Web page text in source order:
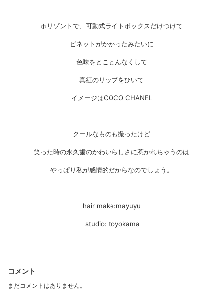
ホリゾントで、可動式ライトボックスだけつけて
ビネットがかかったみたいに
色味をとことんなくして
真紅のリップをひいて
イメージはCOCO CHANEL
クールなものも撮ったけど
笑った時の永久歯のかわいらしさに惹かれちゃうのは
やっぱり私が感情的だからなのでしょう。
hair make:mayuyu
studio: toyokama
コメント
まだコメントはありません。